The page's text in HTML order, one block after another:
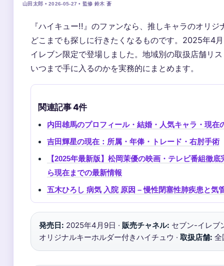
山田太郎 • 2026-05-27 • 監修 鈴木 蒼
『ハイキュー!!』のファンなら、推しキャラのオリ
どこまでも探しに行きたくなるものです。2025年4
イレブン限定で登場しました。地域別の取扱店舗リ
いつまで手に入るのかを実務的にまとめます。
関連記事 4件
内田雄馬のプロフィール・結婚・人気キャラ・現在
吉田輝星の現在：所属・年俸・トレード・右肘手術
【2025年最新版】松岡茉優の映画・テレビ番組徹
ら現在までの最新情報
五木ひろし 病気 入院 原因 – 慢性閉塞性肺疾患と気
発売日: 2025年4月9日 · 販売チャネル: セブン-イレブ
オリジナルキーホルダー付きハイチュウ · 取扱店舗: 全